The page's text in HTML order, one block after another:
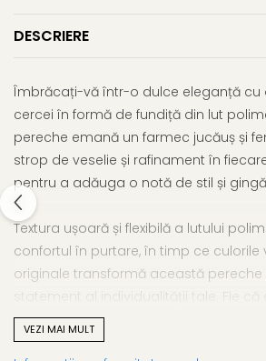
DESCRIERE
Îmbrăcați-vă într-o dulce eleganță cu
cercei în formă de fundiță din lut
pereche emană un farmec jucăuș și
strop de veselie și rafinament în
pentru a adăuga o notă de stil și
Textura ușoară și flexibilă a lutului
confortul în purtare, în timp ce culorile
originale transformă această
statement al individualității tale. Fie că
cu o ținută casual sau să îi integrezi
sofisticat, acești cercei sunt garanția
VEZI MAI MULT